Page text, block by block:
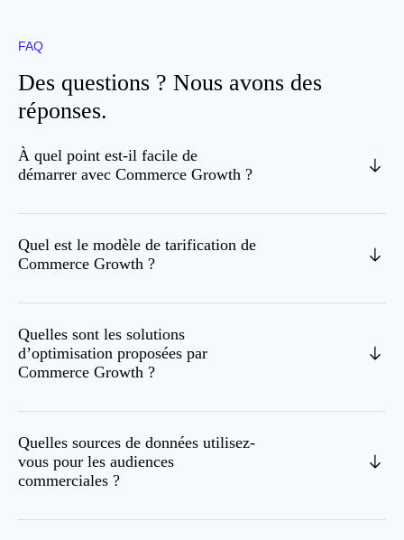
FAQ
Des questions ? Nous avons des
réponses.
À quel point est-il facile de
démarrer avec Commerce Growth ?
Quel est le modèle de tarification de
Commerce Growth ?
Quelles sont les solutions
d’optimisation proposées par
Commerce Growth ?
Quelles sources de données utilisez-
vous pour les audiences
commerciales ?